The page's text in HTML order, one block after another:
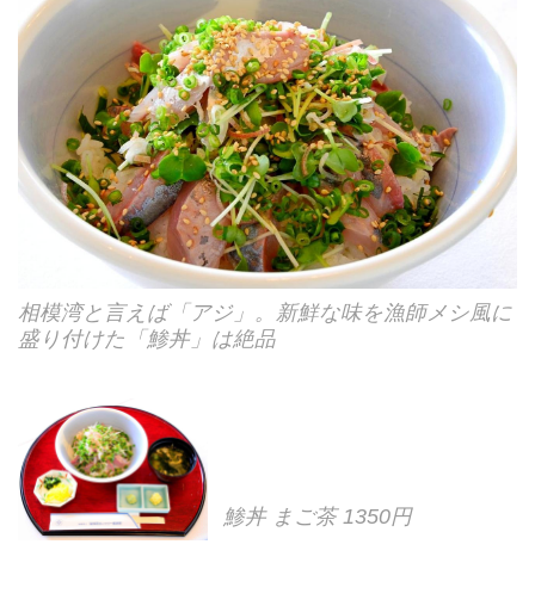
相模湾と言えば「アジ」。新鮮な味を漁師メシ風に
盛り付けた「鯵丼」は絶品
鯵丼 まご茶 1350円